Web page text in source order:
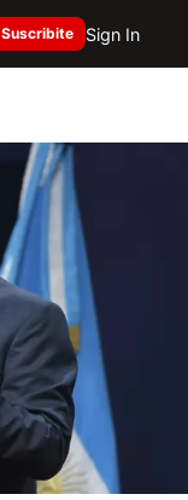
Suscribite Sign In